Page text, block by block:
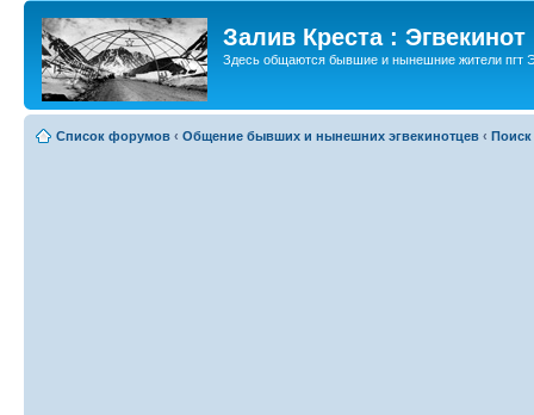
Залив Креста : Эгвекинот
Здесь общаются бывшие и нынешние жители пгт
Список форумов ‹ Общение бывших и нынешних эгвекинотцев ‹ Поиск